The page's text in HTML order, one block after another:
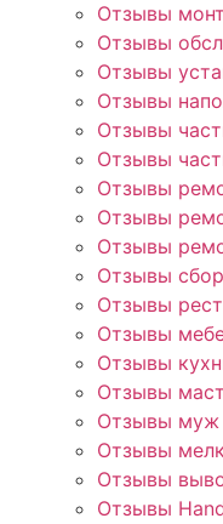
Отзывы
Отзывы
Отзывы
Отзывы
Отзывы
Отзывы
Отзывы
Отзывы
Отзывы
Отзывы
Отзывы
Отзывы
Отзывы
Отзывы
Отзывы муж
Отзывы
Отзывы
Отзывы